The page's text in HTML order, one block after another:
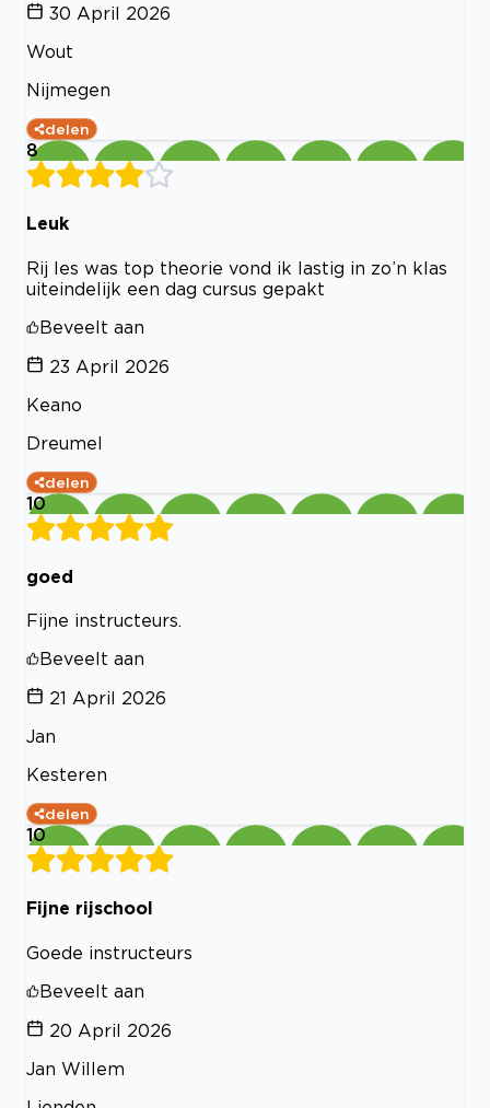
30 April 2026
Wout
Nijmegen
delen
8
Leuk
Rij les was top theorie vond ik lastig in zo’n klas
uiteindelijk een dag cursus gepakt
Beveelt aan
23 April 2026
Keano
Dreumel
delen
10
goed
Fijne instructeurs.
Beveelt aan
21 April 2026
Jan
Kesteren
delen
10
Fijne rijschool
Goede instructeurs
Beveelt aan
20 April 2026
Jan Willem